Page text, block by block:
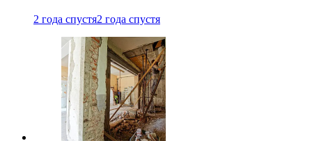
2 года спустя2 года спустя